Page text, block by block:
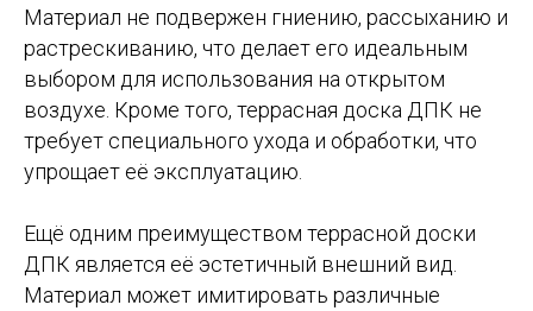
Материал не подвержен гниению, рассыханию и
растрескиванию, что делает его идеальным
выбором для использования на открытом
воздухе. Кроме того, террасная доска ДПК не
требует специального ухода и обработки, что
упрощает её эксплуатацию.
Ещё одним преимуществом террасной доски
ДПК является её эстетичный внешний вид.
Материал может имитировать различные